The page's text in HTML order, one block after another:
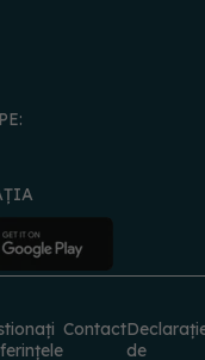
Toate drepturile rezervate